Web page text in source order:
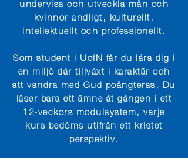
undervisa och utveckla män och
kvinnor andligt, kulturellt,
intellektuellt och professionellt .
Som student i UofN får du lära dig i
en miljö där tillväxt i karaktär och
att vandra med Gud poängteras. Du
läser bara ett ämne åt gången i ett
12-veckors modulsystem, varje
kurs bedöms utifrån ett kristet
perspektiv.